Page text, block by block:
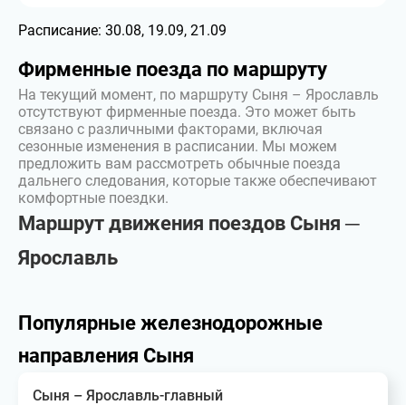
Расписание: 30.08, 19.09, 21.09
Фирменные поезда по маршруту
На текущий момент, по маршруту Сыня – Ярославль
отсутствуют фирменные поезда. Это может быть
связано с различными факторами, включая
сезонные изменения в расписании. Мы можем
предложить вам рассмотреть обычные поезда
дальнего следования, которые также обеспечивают
комфортные поездки.
Маршрут движения поездов Сыня ─
Ярославль
Популярные железнодорожные
направления Сыня
Сыня – Ярославль-главный